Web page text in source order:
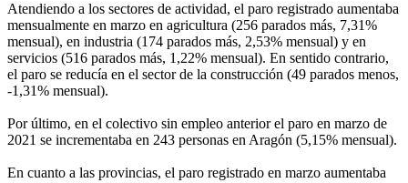
Atendiendo a los sectores de actividad, el paro registrado aumentaba
mensualmente en marzo en agricultura (256 parados más, 7,31%
mensual), en industria (174 parados más, 2,53% mensual) y en
servicios (516 parados más, 1,22% mensual). En sentido contrario,
el paro se reducía en el sector de la construcción (49 parados menos,
-1,31% mensual).
Por último, en el colectivo sin empleo anterior el paro en marzo de
2021 se incrementaba en 243 personas en Aragón (5,15% mensual).
En cuanto a las provincias, el paro registrado en marzo aumentaba